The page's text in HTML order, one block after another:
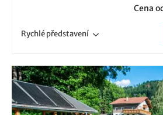
Cena
Rychlépředstavení